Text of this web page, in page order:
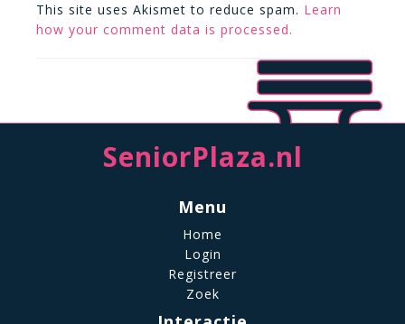
This site uses Akismet to reduce spam. Learn
how your comment data is processed.
SeniorPlaza.nl
Menu
Home
Login
Registreer
Zoek